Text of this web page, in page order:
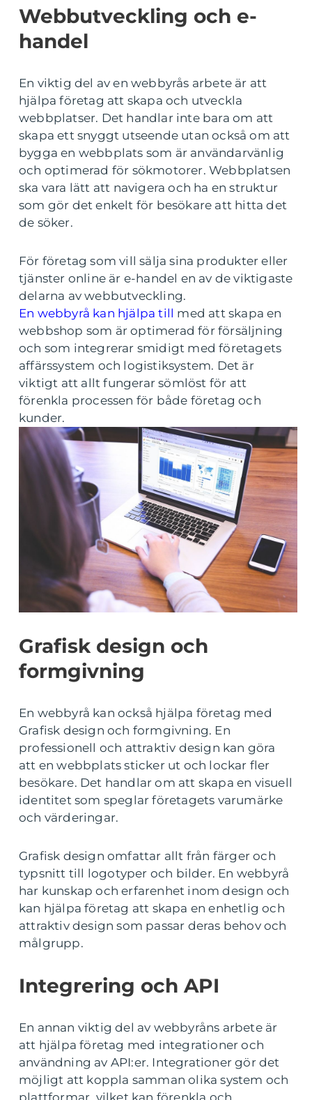
Webbutveckling och e-
handel
En viktig del av en webbyrås arbete är att
hjälpa företag att skapa och utveckla
webbplatser. Det handlar inte bara om att
skapa ett snyggt utseende utan också om att
bygga en webbplats som är användarvänlig
och optimerad för sökmotorer. Webbplatsen
ska vara lätt att navigera och ha en struktur
som gör det enkelt för besökare att hitta det
de söker.
För företag som vill sälja sina produkter eller
tjänster online är e-handel en av de viktigaste
delarna av webbutveckling.
En webbyrå kan hjälpa till med att skapa en
webbshop som är optimerad för försäljning
och som integrerar smidigt med företagets
affärssystem och logistiksystem. Det är
viktigt att allt fungerar sömlöst för att
förenkla processen för både företag och
kunder.
Grafisk design och
formgivning
En webbyrå kan också hjälpa företag med
Grafisk design och formgivning. En
professionell och attraktiv design kan göra
att en webbplats sticker ut och lockar fler
besökare. Det handlar om att skapa en visuell
identitet som speglar företagets varumärke
och värderingar.
Grafisk design omfattar allt från färger och
typsnitt till logotyper och bilder. En webbyrå
har kunskap och erfarenhet inom design och
kan hjälpa företag att skapa en enhetlig och
attraktiv design som passar deras behov och
målgrupp.
Integrering och API
En annan viktig del av webbyråns arbete är
att hjälpa företag med integrationer och
användning av API:er. Integrationer gör det
möjligt att koppla samman olika system och